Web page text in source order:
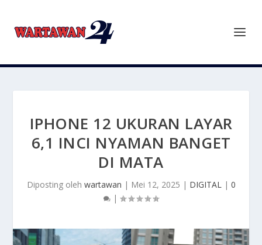
IPHONE 12 UKURAN LAYAR
6,1 INCI NYAMAN BANGET
DI MATA
Diposting oleh wartawan | Mei 12, 2025 | DIGITAL| 0
|